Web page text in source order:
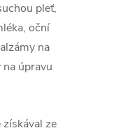
pleť,
oční
na
úpravu
ze